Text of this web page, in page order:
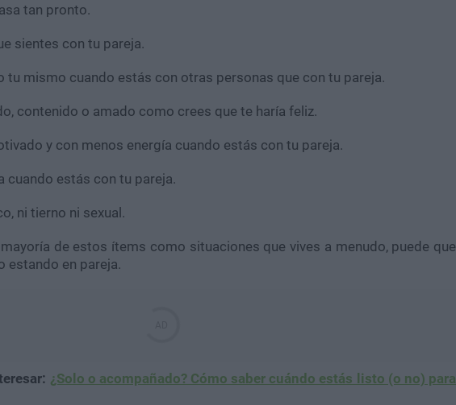
tan pronto.
sientes con tu pareja.
tu mismo cuando estás con otras personas que con tu pareja.
contenido o amado como crees que te haría feliz.
y con menos energía cuando estás con tu pareja.
cuando estás con tu pareja.
ni tierno ni sexual.
de estos ítems como situaciones que vives a menudo, puede que
estando en pareja.
¿Solo o acompañado? Cómo saber cuándo estás listo (o no) para